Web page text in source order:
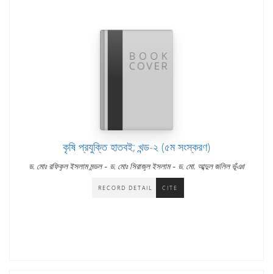
কৃষি প্রযুক্তি হাতবই; খন্ড-২ (৫ম সংস্করণ)
ড. মোঃ রফিকুল ইসলাম মন্ডল- ড. মোঃ সিরাজুল ইসলাম- ড. মো. আব্দুল জলিল ভূঁঞা
RECORD DETAIL CITE